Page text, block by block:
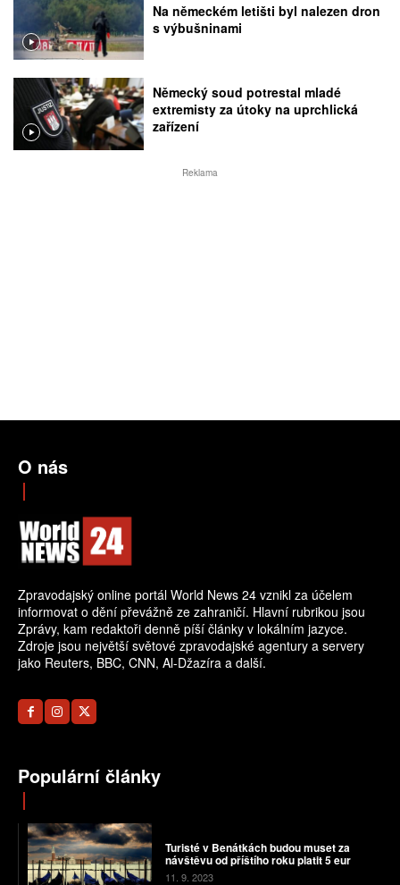
Na německém letišti byl nalezen dron
s výbušninami
Německý soud potrestal mladé
extremisty za útoky na uprchlická
zařízení
Reklama
O nás
Zpravodajský online portál World News 24 vznikl za účelem
informovat o dění převážně ze zahraničí. Hlavní rubrikou jsou
Zprávy, kam redaktoři denně píší články v lokálním jazyce.
Zdroje jsou největší světové zpravodajské agentury a servery
jako Reuters, BBC, CNN, Al-Džazíra a další.
Populární články
Turisté v Benátkách budou muset za
návštěvu od příštího roku platit 5 eur
11. 9. 2023